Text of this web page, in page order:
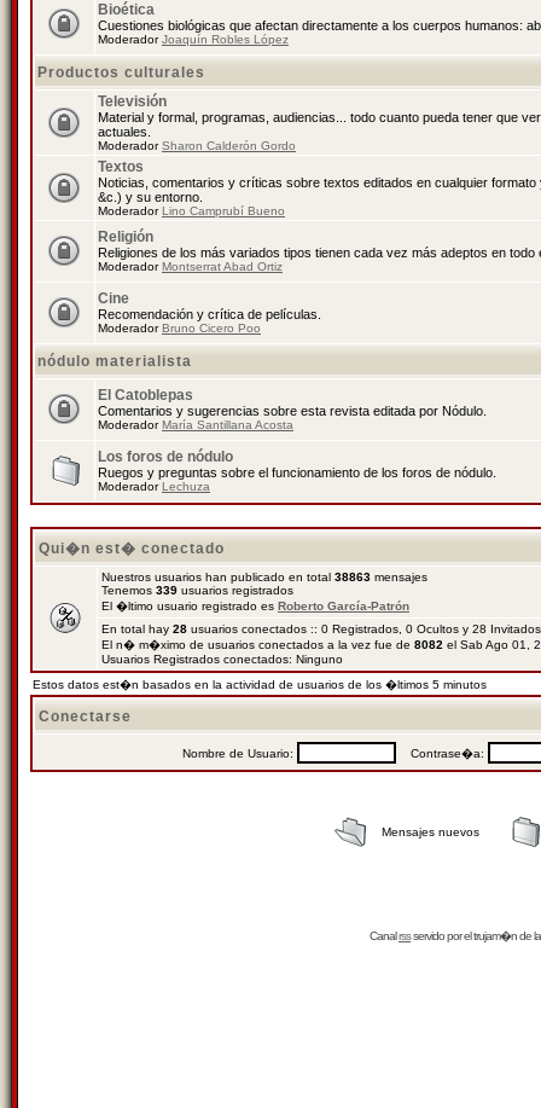
Bioética
Cuestiones biológicas que afectan directamente a los cuerpos humanos:
ModeradorJoaquín Robles López
Productos culturales
Televisión
Material y formal, programas, audiencias... todo cuanto pueda tener que
actuales.
ModeradorSharon Calderón Gordo
Textos
Noticias, comentarios y críticas sobre textos editados en cualquier
&c.) y su entorno.
ModeradorLino Camprubí Bueno
Religión
Religiones de los más variados tipos tienen cada vez más adeptos en todo
ModeradorMontserrat Abad Ortiz
Cine
Recomendación y crítica de películas.
ModeradorBruno Cicero Poo
nódulo materialista
El Catoblepas
Comentarios y sugerencias sobre esta revista editada por Nódulo.
ModeradorMaría Santillana Acosta
Los foros de nódulo
Ruegos y preguntas sobre el funcionamiento de los foros de nódulo.
ModeradorLechuza
Qui�n est� conectado
Nuestros usuarios han publicado en total 38863 mensajes
Tenemos 339 usuarios registrados
El �ltimo usuario registrado es Roberto García-Patrón
En total hay 28 usuarios conectados :: 0 Registrados, 0 Ocultos y 28
El n� m�ximo de usuarios conectados a la vez fue de 8082 el Sab Ago 01,
Usuarios Registrados conectados: Ninguno
Estos datos est�n basados en la actividad de usuarios de los �ltimos 5 minutos
Conectarse
Nombre de Usuario: Contrase�a:
Mensajes nuevos
Canalrssservido por eltrujam�nde